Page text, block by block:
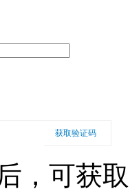
获取验证码
，可获